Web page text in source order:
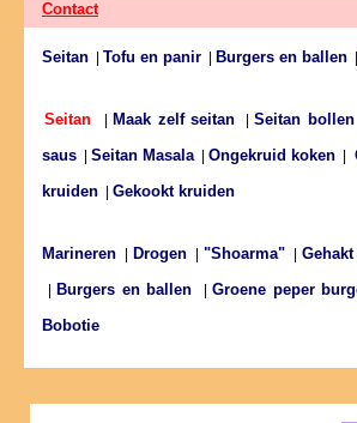
Contact
Seitan Tofu en panir Burgers en ballen
Seitan Maak zelf seitan |Seitan bollen
saus
Seitan Masala| Ongekruid koken
kruiden
Gekookt kruiden
Marineren Drogen "Shoarma" Gehakt
Burgers en ballen |Groene peper
Bobotie